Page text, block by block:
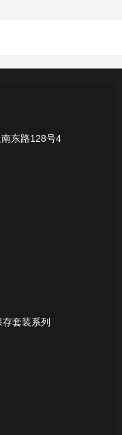
）系列
装系列
东路128号4
套装系列